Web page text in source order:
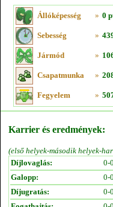
Állóképesség » 0
Sebesség »
Jármód »
Csapatmunka »
Fegyelem »
Karrier és eredmények:
(első helyek-második helyek-
Díjlovaglás:
0-
Galopp:
0-
Díjugratás:
0-